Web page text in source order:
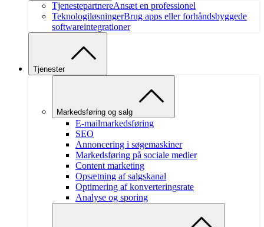
TjenestepartnereAnsæt en professionel
TeknologiløsningerBrug apps eller forhåndsbyggede
softwareintegrationer
Tjenester
Markedsføring og salg
E-mailmarkedsføring
SEO
Annoncering i søgemaskiner
Markedsføring på sociale medier
Content marketing
Opsætning af salgskanal
Optimering af konverteringsrate
Analyse og sporing